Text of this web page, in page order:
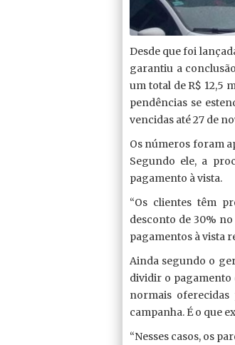
Desde que foi
garantiu a
um total de R$ 12,5
pendências se
vencidas até 27 de
Os números foram
Segundo ele, a
pagamento à vista.
“Os clientes têm
desconto de 30%
pagamentos à vista
Ainda segundo o
dividir o pagamento
normais
campanha. É o que
“Nesses casos, os